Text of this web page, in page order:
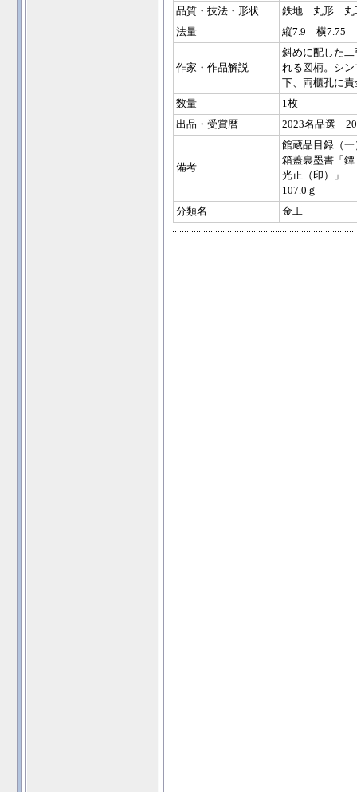
品質・技法・形状
鉄地 丸形
法量
縦7.9 横7.75
作家・作品解説
斜めに配した
れる図柄。シ
下、両櫃孔に
数量
1枚
出品・受賞暦
2023名品選
備考
館蔵品目録（
箱蓋裏墨書「
光正（印）」
107.0ｇ
分類名
金工